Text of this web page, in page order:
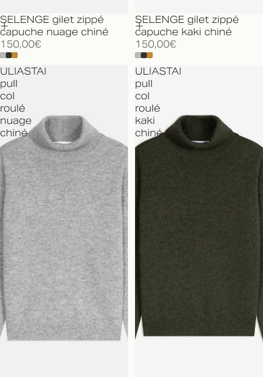
SELENGE gilet zippé
capuche nuage chiné
150,00€
SELENGE gilet zippé
capuche kaki chiné
150,00€
ULIASTAI
pull
col
roulé
nuage
chiné
ULIASTAI
pull
col
roulé
kaki
chiné